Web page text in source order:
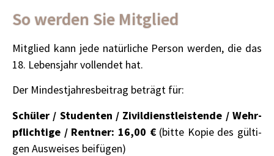
Mit­glied kann jede natür­li­che Per­son wer­den, die das
18. Lebens­jahr voll­endet hat.
Der Min­dest­jah­res­bei­trag beträgt für:
Schü­ler / Stu­den­ten / Zivil­dienst­leis­ten­de / Wehr­
pflich­ti­ge / Rent­ner: 16,00 €(bit­te Kopie des gül­ti­
gen Aus­wei­ses bei­fü­gen)
So werden Sie Mitglied